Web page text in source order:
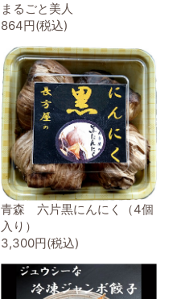
まるごと美人
864円(税込)
青森 六片黒にんにく（4個
入り）
3,300円(税込)